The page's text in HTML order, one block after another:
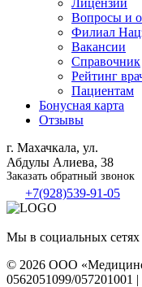
Вопросы и
Филиал
Вакансии
Справочник
Рейтинг
Пациентам
Бонусная карта
Отзывы
г. Махачкала, ул.
Абдулы Алиева, 38
Заказать обратный звонок
+7(928)539-91-05
Мы в социальных сетях
© 2026 ООО
0562051099/057201001 |